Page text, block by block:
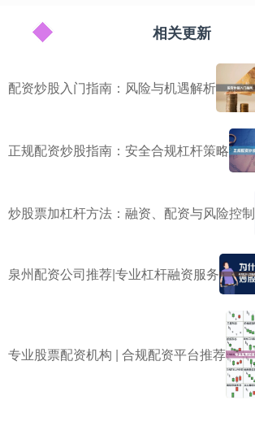
相关更新
配资炒股入门指南：风险与机遇解析
正规配资炒股指南：安全合规杠杆策略
炒股票加杠杆方法：融资、配资与风险控制
泉州配资公司推荐|专业杠杆融资服务
专业股票配资机构 | 合规配资平台推荐